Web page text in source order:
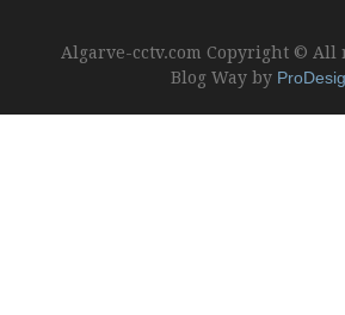
Algarve-cctv.com Copyright © All
Blog Way by